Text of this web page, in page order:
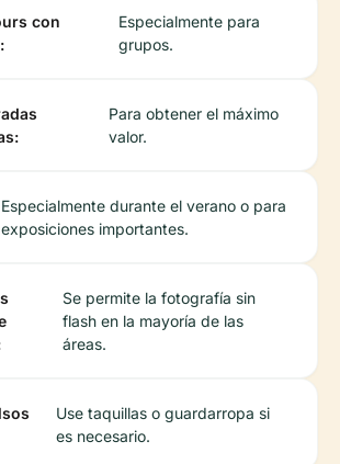
con
Especialmente para
grupos.
Para obtener el máximo
valor.
Especialmente durante el verano o para
exposiciones importantes.
Se permite la fotografía sin
flash en la mayoría de las
áreas.
Use taquillas o guardarropa si
es necesario.